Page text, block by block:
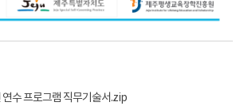
수 프로그램 직무기술서.zip